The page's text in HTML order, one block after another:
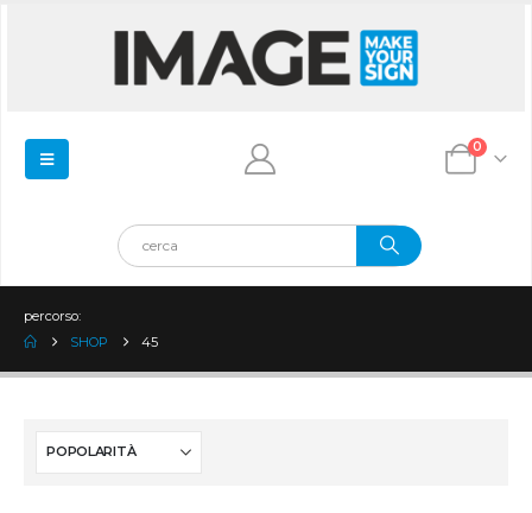
0
percorso:
SHOP
45